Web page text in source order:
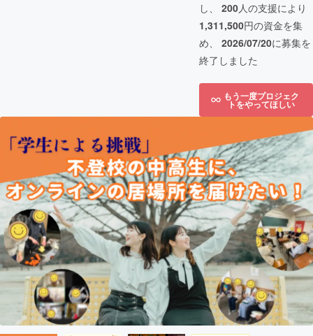
し、 200人の支援により
1,311,500円の資金を集
め、 2026/07/20に募集を
終了しました
もう一度プロジェク
トをやってほしい